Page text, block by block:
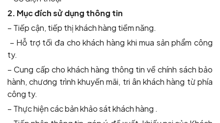
2. Mục đích sử dụng thông tin
– Tiếp cận, tiếp thị khách hàng tiềm năng.
– Hỗ trợ tối đa cho khách hàng khi mua sản phẩm công
ty.
– Cung cấp cho khách hàng thông tin về chính sách bảo
hành, chương trình khuyến mãi, tri ân khách hàng từ phía
công ty.
– Thực hiện các bản khảo sát khách hàng .